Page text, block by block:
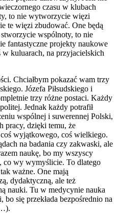
czasu w klubach
to nie wytworzycie więzi
te więzi zbudować. One będą
wspólnoty, to nie
fantastyczne projekty naukowe
kuluarach, na przyjacielskich
Chciałbym pokazać wam trzy
Józefa Piłsudskiego i
trzy różne postaci. Każdy
Jednak każdy potrafił
wspólnej i suwerennej Polski,
pracy, dzięki temu, że
wyjątkowego, coś wielkiego.
na badania czy zakwaski, ale
naukę, bo my wszyscy
co wy wymyślicie. To dlatego
ważne. One mają
dydaktyczną, ale też
nauki. Tu w medycynie nauka
bo się przekłada bezpośrednio na